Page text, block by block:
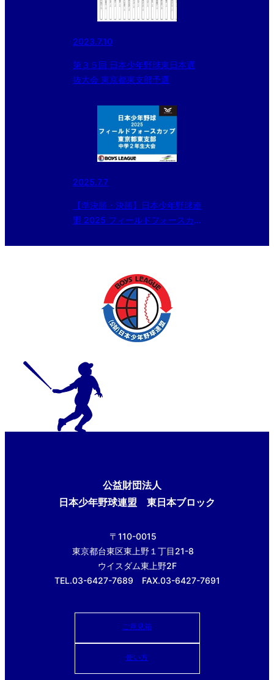
2023.7.10
第３５回 日本少年野球東日本選
抜大会 東京都東支部予選
2025.7.7
【準決勝・決勝】日本少年野球連
盟 2025 フィールドフォースカ
公益財団法人
日本少年野球連盟 東日本ブロック
〒110-0015
東京都台東区東上野１丁目21-8
ウイスダム東上野2F
TEL.03-6427-7689 FAX.03-6427-7691
ご意見箱
使い方